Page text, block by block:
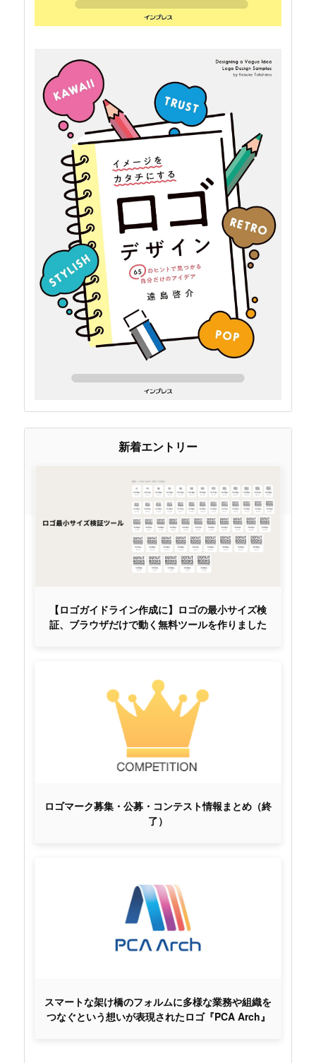
新着エントリー
【ロゴガイドライン作成に】ロゴの最小サイズ検
証、ブラウザだけで動く無料ツールを作りました
ロゴマーク募集・公募・コンテスト情報まとめ（終
了）
スマートな架け橋のフォルムに多様な業務や組織を
つなぐという想いが表現されたロゴ『PCA Arch』